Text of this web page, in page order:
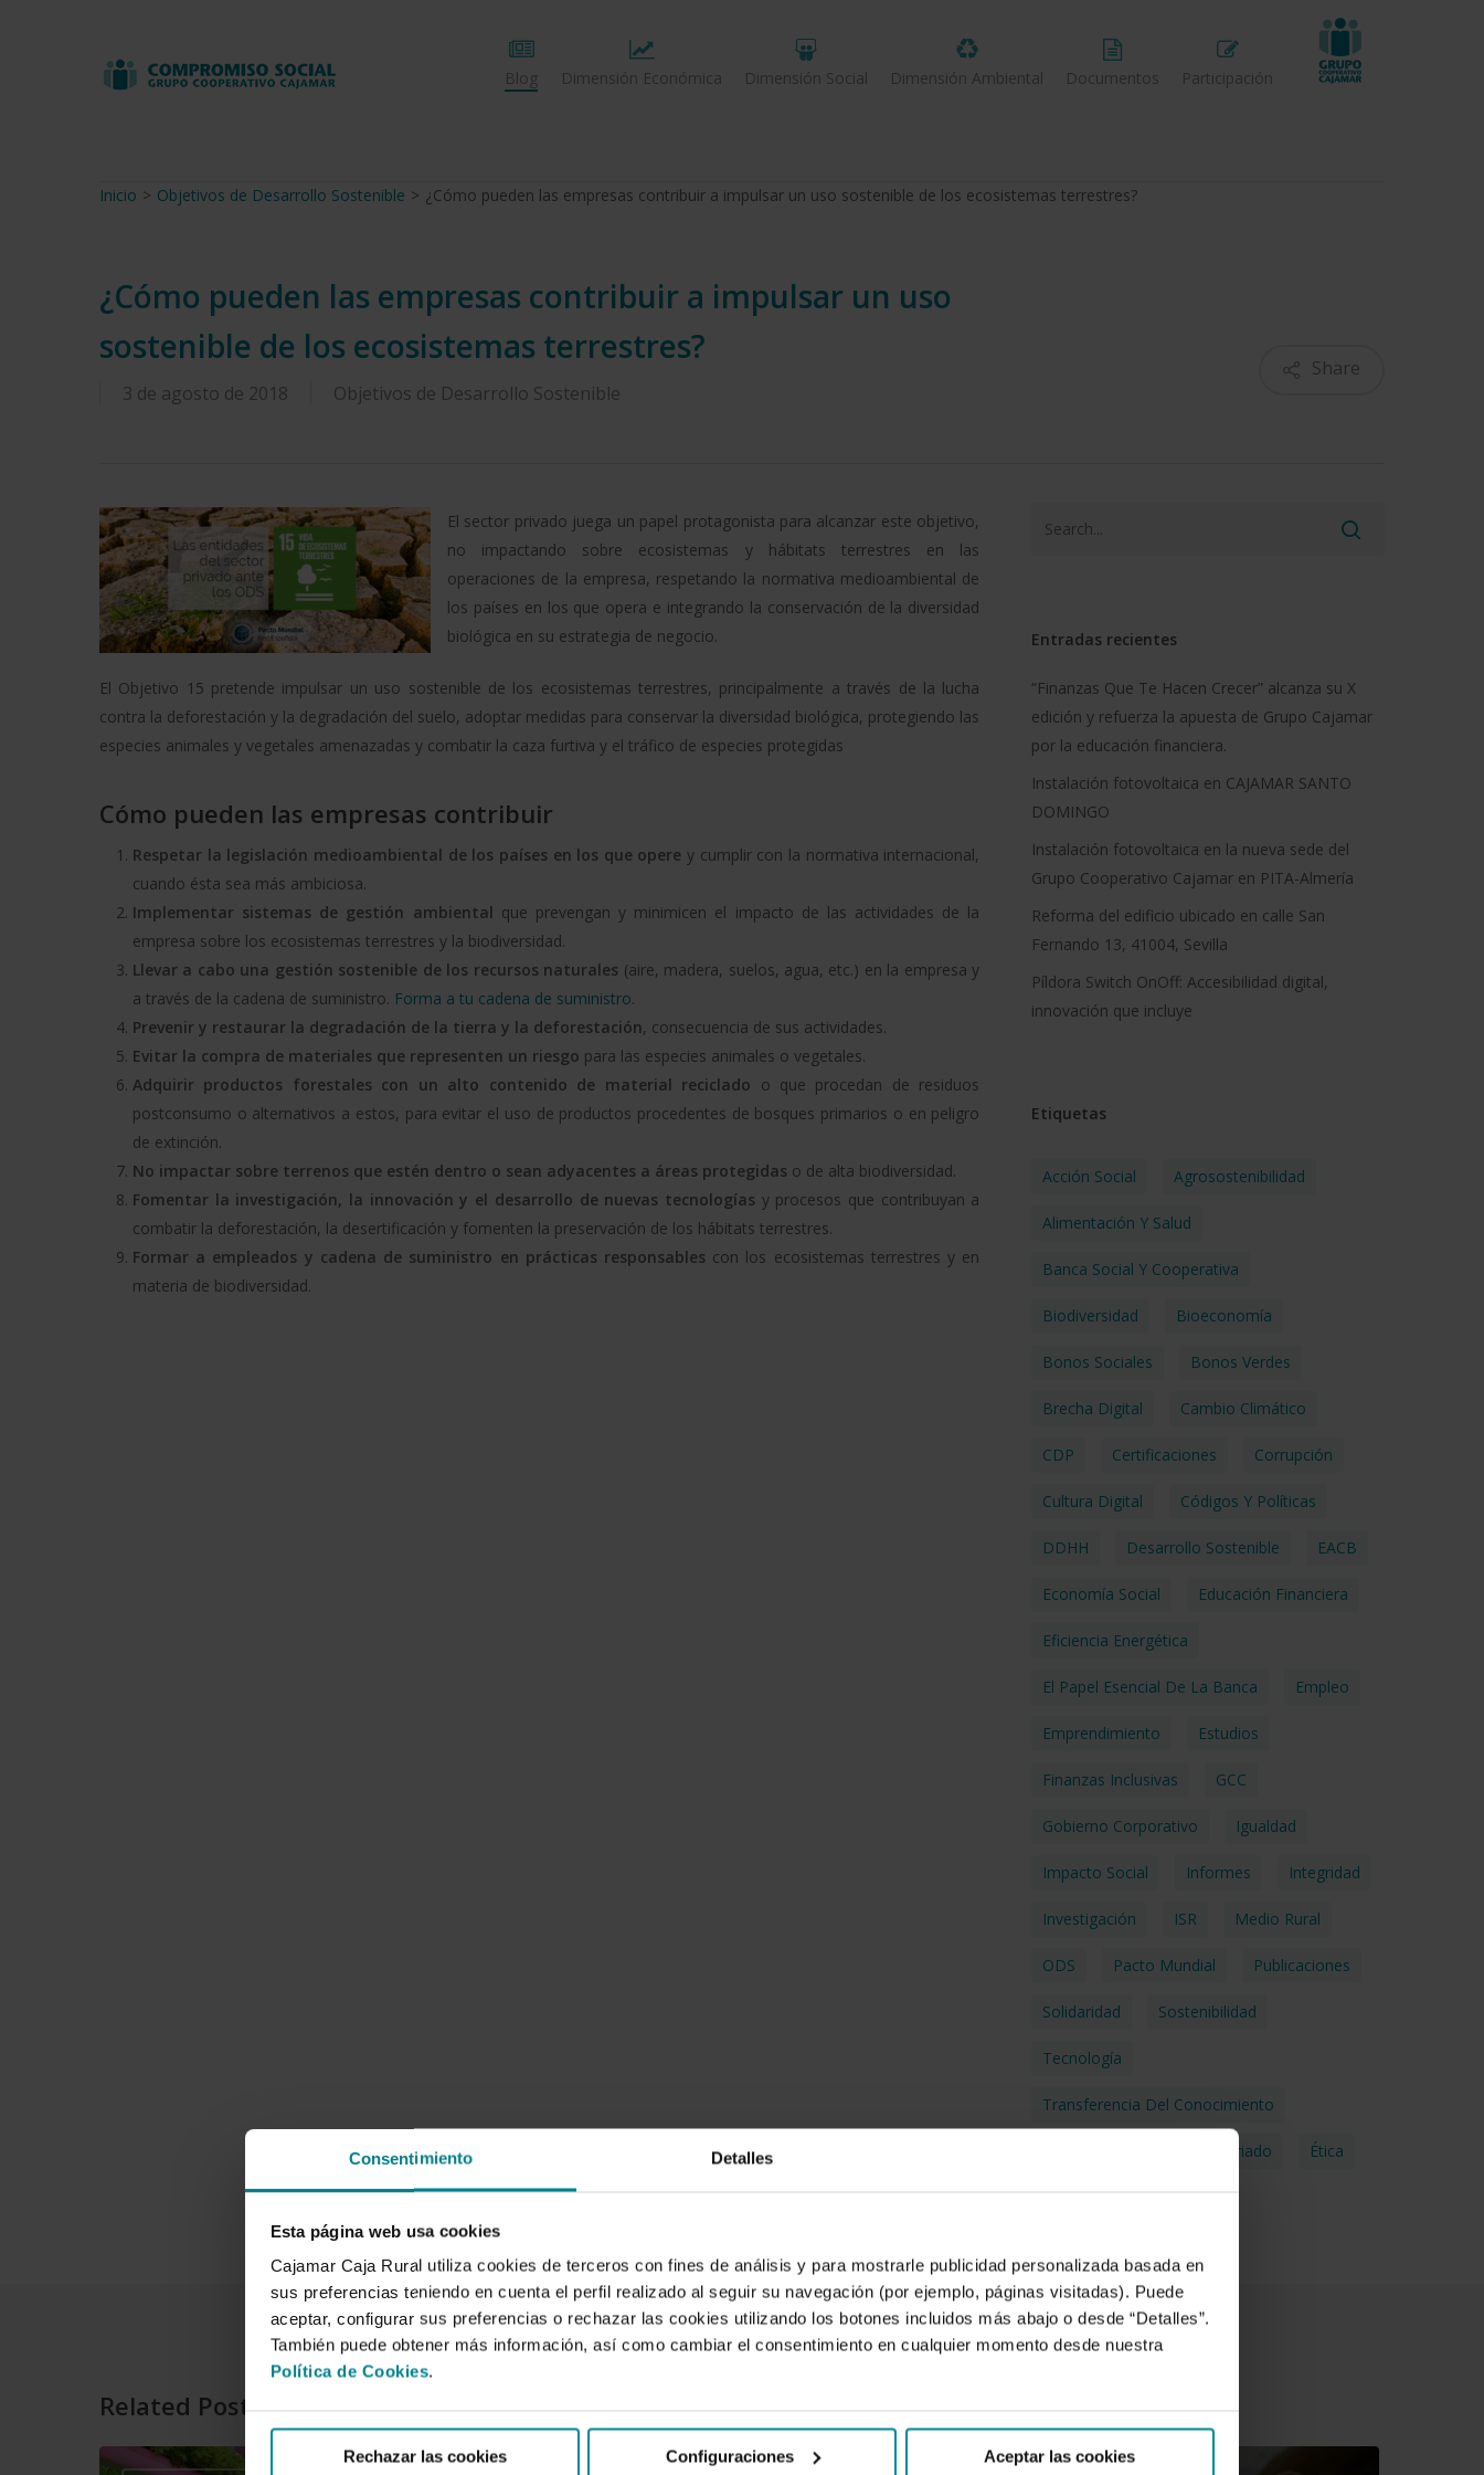
Consentimiento Detalles
Esta página web usa cookies
Cajamar Caja Rural utiliza cookies de terceros con fines de análisis y para mostrarle publicidad personalizada basada en
sus preferencias teniendo en cuenta el perfil realizado al seguir su navegación (por ejemplo, páginas visitadas). Puede
aceptar, configurar sus preferencias o rechazar las cookies utilizando los botones incluidos más abajo o desde “Detalles”.
También puede obtener más información, así como cambiar el consentimiento en cualquier momento desde nuestra
Política de Cookies.
Rechazar las cookies Configuraciones Aceptar las cookies
Blog Dimensión Económica Dimensión Social Dimensión Ambiental Documentos Participación
Inicio > Objetivos de Desarrollo Sostenible > ¿Cómo pueden las empresas contribuir a impulsar un uso sostenible de los ecosistemas terrestres?
¿Cómo pueden las empresas contribuir a impulsar un uso
sostenible de los ecosistemas terrestres?
3 de agosto de 2018 Objetivos de Desarrollo Sostenible
Share
El sector privado juega un papel protagonista para alcanzar este objetivo,
no impactando sobre ecosistemas y hábitats terrestres en las
operaciones de la empresa, respetando la normativa medioambiental de
los países en los que opera e integrando la conservación de la diversidad
biológica en su estrategia de negocio.
El Objetivo 15 pretende impulsar un uso sostenible de los ecosistemas terrestres, principalmente a través de la lucha
contra la deforestación y la degradación del suelo, adoptar medidas para conservar la diversidad biológica, protegiendo las
especies animales y vegetales amenazadas y combatir la caza furtiva y el tráfico de especies protegidas
Cómo pueden las empresas contribuir
Respetar la legislación medioambiental de los países en los que operey cumplir con la normativa internacional,
cuando ésta sea más ambiciosa.
Implementar sistemas de gestión ambiental que prevengan y minimicen el impacto de las actividades de la
empresa sobre los ecosistemas terrestres y la biodiversidad.
Llevar a cabo una gestión sostenible de los recursos naturales (aire, madera, suelos, agua, etc.) en la empresa y
a través de la cadena de suministro. Forma a tu cadena de suministro.
Prevenir y restaurar la degradación de la tierra y la deforestación, consecuencia de sus actividades.
Evitar la compra de materiales que representen un riesgo para las especies animales o vegetales.
Adquirir productos forestales con un alto contenido de material reciclado o que procedan de residuos
postconsumo o alternativos a estos, para evitar el uso de productos procedentes de bosques primarios o en peligro
de extinción.
No impactar sobre terrenos que estén dentro o sean adyacentes a áreas protegidas o de alta biodiversidad.
Fomentar la investigación, la innovación y el desarrollo de nuevas tecnologías y procesos que contribuyan a
combatir la deforestación, la desertificación y fomenten la preservación de los hábitats terrestres.
Formar a empleados y cadena de suministro en prácticas responsables con los ecosistemas terrestres y en
materia de biodiversidad.
Entradas recientes
“Finanzas Que Te Hacen Crecer” alcanza su X
edición y refuerza la apuesta de Grupo Cajamar
por la educación financiera.
Instalación fotovoltaica en CAJAMAR SANTO
DOMINGO
Instalación fotovoltaica en la nueva sede del
Grupo Cooperativo Cajamar en PITA-Almería
Reforma del edificio ubicado en calle San
Fernando 13, 41004, Sevilla
Píldora Switch OnOff: Accesibilidad digital,
innovación que incluye
Etiquetas
Acción Social Agrosostenibilidad
Alimentación Y Salud
Banca Social Y Cooperativa
Biodiversidad Bioeconomía
Bonos Sociales Bonos Verdes
Brecha Digital Cambio Climático
CDP Certificaciones Corrupción
Cultura Digital Códigos Y Políticas
DDHH Desarrollo Sostenible EACB
Economía Social Educación Financiera
Eficiencia Energética
El Papel Esencial De La Banca Empleo
Emprendimiento Estudios
Finanzas Inclusivas GCC
Gobierno Corporativo Igualdad
Impacto Social Informes Integridad
Investigación ISR Medio Rural
ODS Pacto Mundial Publicaciones
Solidaridad Sostenibilidad
Tecnología
Transferencia Del Conocimiento
Voluntariado Ética
Related Posts
Cajamar
Tercer